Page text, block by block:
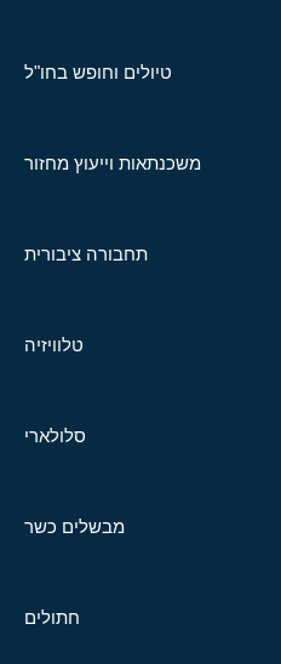
טיולים וחופש בחו"ל
משכנתאות וייעוץ מחזור
תחבורה ציבורית
טלוויזיה
סלולארי
מבשלים כשר
חתולים